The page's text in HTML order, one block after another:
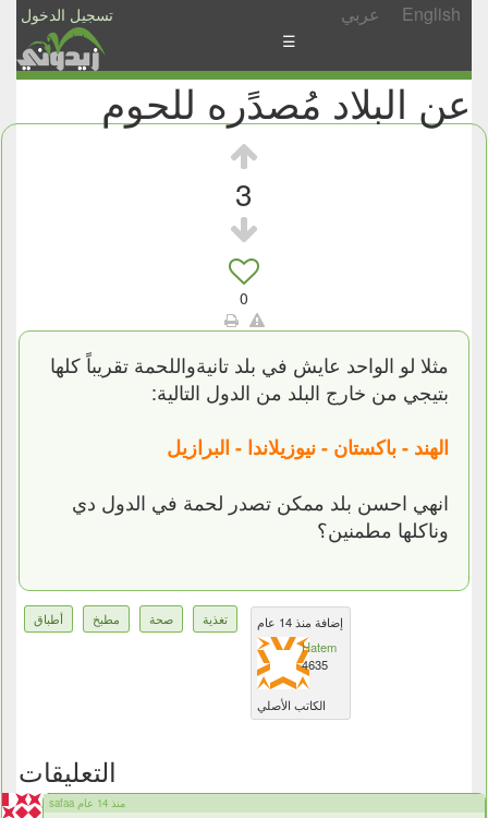
تسجيل الدخول عربي English
الأخبار
الأسئلة
☰
عن البلاد مُصدًره للحوم
3
0
مثلا لو الواحد عايش في بلد تانيةواللحمة تقريباً كلها
بتيجي من خارج البلد من الدول التالية:
الهند - باكستان - نيوزيلاندا - البرازيل
انهي احسن بلد ممكن تصدر لحمة في الدول دي
وناكلها مطمنين؟
تغذية صحة مطبخ أطباق
إضافة منذ 14 عام
Hatem
4635
الكاتب الأصلي
التعليقات
safaa منذ 14 عام